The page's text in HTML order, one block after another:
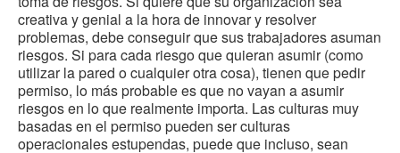
creativa y genial a la hora de innovar y resolver
problemas, debe conseguir que sus trabajadores asuman
riesgos. Si para cada riesgo que quieran asumir (como
utilizar la pared o cualquier otra cosa), tienen que pedir
permiso, lo más probable es que no vayan a asumir
riesgos en lo que realmente importa. Las culturas muy
basadas en el permiso pueden ser culturas
operacionales estupendas, puede que incluso, sean